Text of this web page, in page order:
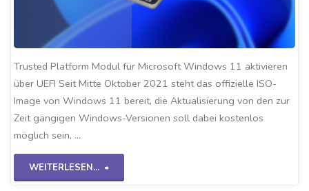
Trusted Platform Modul für Microsoft Windows 11 aktivieren
über UEFI Seit Mitte Oktober 2021 steht das offizielle ISO-
Image von Windows 11 bereit, die Aktualisierung von den zur
Zeit gängigen Windows-Versionen soll dabei kostenlos
möglich sein, …
WEITERLESEN...
"Windows